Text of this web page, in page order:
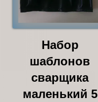
Набор
шаблонов
сварщика
маленький 5